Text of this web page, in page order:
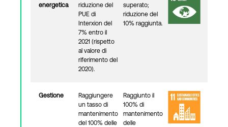
energetica
riduzione del
PUE di
Interxion del
7% entro il
2021 (rispetto
al valore di
riferimento del
2020).
superato;
riduzione del
10% raggiunta.
Gestione
Raggiungere
un tasso di
mantenimento
del 100% delle
Raggiunto il
100% di
mantenimento
delle